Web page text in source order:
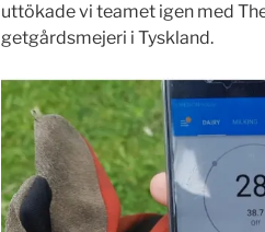
uttökade vi teamet igen med
getgårdsmejeri i Tyskland.